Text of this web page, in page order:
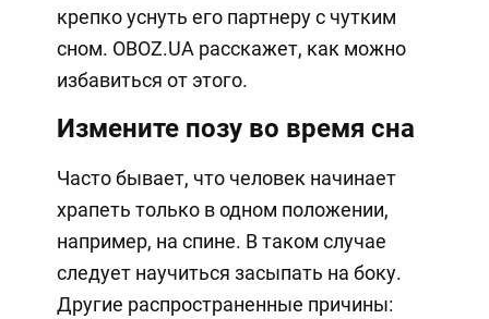
крепко уснуть его партнеру с чутким
сном. OBOZ.UA расскажет, как можно
избавиться от этого.
Измените позу во время сна
Часто бывает, что человек начинает
храпеть только в одном положении,
например, на спине. В таком случае
следует научиться засыпать на боку.
Другие распространенные причины: